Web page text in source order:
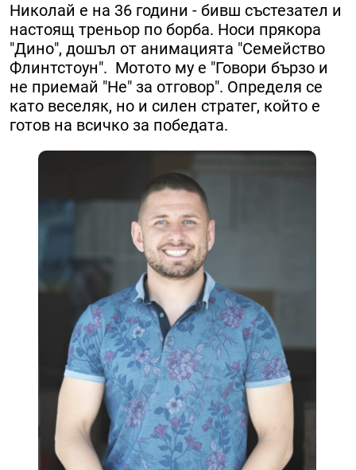
Николай е на 36 години - бивш състезател и
настоящ треньор по борба. ​Носи прякора
"Дино", дошъл от анимацията "Семейство
Флинтстоун". Мотото му е "Говори бързо и
не приемай "Не" за отговор". ​Определя се
като веселяк, но и силен стратег, който е
готов на всичко за победата.